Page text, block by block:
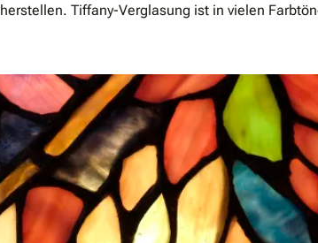
herstellen. Tiffany-Verglasung ist in vielen